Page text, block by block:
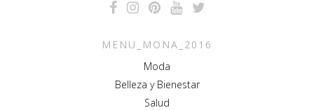
MENU_MONA_2016
Moda
Belleza y Bienestar
Salud